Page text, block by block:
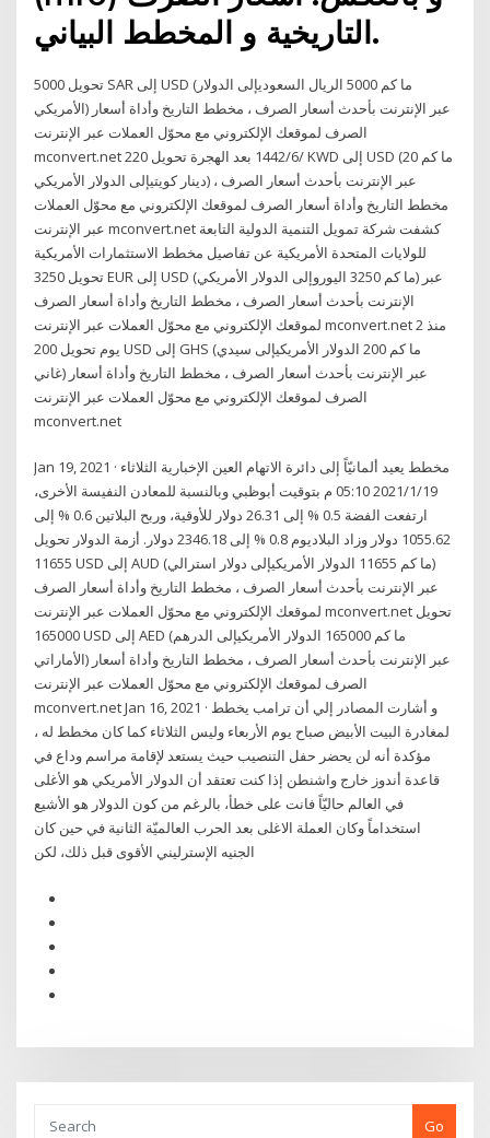
التاريخية و المخطط البياني.
تحويل 5000 SAR إلى USD (ما كم 5000 الريال السعوديإلى الدولار
الأمريكي) عبر الإنترنت بأحدث أسعار الصرف ، مخطط التاريخ وأداة أسعار
الصرف لموقعك الإلكتروني مع محوّل العملات عبر الإنترنت
mconvert.net 2‏‏/6‏‏/1442 بعد الهجرة تحويل 20 KWD إلى USD (ما كم 20
دينار كويتيإلى الدولار الأمريكي) عبر الإنترنت بأحدث أسعار الصرف ،
مخطط التاريخ وأداة أسعار الصرف لموقعك الإلكتروني مع محوّل العملات
عبر الإنترنت mconvert.net كشفت شركة تمويل التنمية الدولية التابعة
للولايات المتحدة الأمريكية عن تفاصيل مخطط الاستثمارات الأمريكية
تحويل 3250 EUR إلى USD (ما كم 3250 اليوروإلى الدولار الأمريكي) عبر
الإنترنت بأحدث أسعار الصرف ، مخطط التاريخ وأداة أسعار الصرف
لموقعك الإلكتروني مع محوّل العملات عبر الإنترنت mconvert.net منذ 2
يوم تحويل 200 USD إلى GHS (ما كم 200 الدولار الأمريكيإلى سيدي
غاني) عبر الإنترنت بأحدث أسعار الصرف ، مخطط التاريخ وأداة أسعار
الصرف لموقعك الإلكتروني مع محوّل العملات عبر الإنترنت
mconvert.net
Jan 19, 2021 · مخطط يعيد ألمانيّاً إلى دائرة الاتهام العين الإخبارية الثلاثاء
2021/1/19 05:10 م بتوقيت أبوظبي وبالنسبة للمعادن النفيسة الأخرى،
ارتفعت الفضة 0.5 % إلى 26.31 دولار للأوقية، وربح البلاتين 0.6 % إلى
1055.62 دولار وزاد البلاديوم 0.8 % إلى 2346.18 دولار. أزمة الدولار تحويل
11655 USD إلى AUD (ما كم 11655 الدولار الأمريكيإلى دولار استرالي)
عبر الإنترنت بأحدث أسعار الصرف ، مخطط التاريخ وأداة أسعار الصرف
لموقعك الإلكتروني مع محوّل العملات عبر الإنترنت mconvert.net تحويل
165000 USD إلى AED (ما كم 165000 الدولار الأمريكيإلى الدرهم
الأماراتي) عبر الإنترنت بأحدث أسعار الصرف ، مخطط التاريخ وأداة أسعار
الصرف لموقعك الإلكتروني مع محوّل العملات عبر الإنترنت
mconvert.net Jan 16, 2021 · و أشارت المصادر إلي أن ترامب يخطط
لمغادرة البيت الأبيض صباح يوم الأربعاء وليس الثلاثاء كما كان مخطط له ،
مؤكدة أنه لن يحضر حفل التنصيب حيث يستعد لإقامة مراسم وداع في
قاعدة أندوز خارج واشنطن إذا كنت تعتقد أن الدولار الأمريكي هو الأغلى
في العالم حاليّاً فانت على خطأ، بالرغم من كون الدولار هو الأشيع
استخداماً وكان العملة الاغلى بعد الحرب العالميّة الثانية في حين كان
الجنيه الإسترليني الأقوى قبل ذلك، لكن
Go